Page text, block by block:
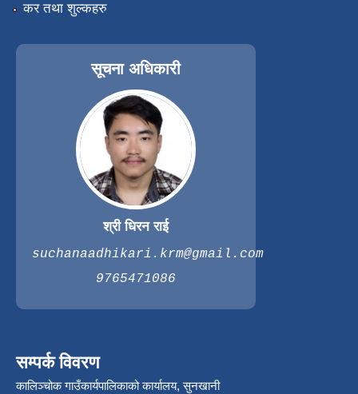
कर तथा शुल्कहरु
सूचना अधिकारी
श्री धिरन राई
suchanaadhikari.krm@gmail.com
9765471086
सम्पर्क विवरण
कालिञ्चोक गाउँकार्यपालिकाको कार्यालय, सुनखानी